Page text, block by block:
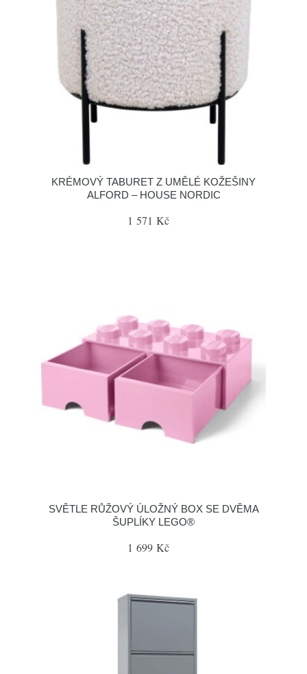
KRÉMOVÝ TABURET Z UMĚLÉ KOŽEŠINY
ALFORD – HOUSE NORDIC
1 571 Kč
SVĚTLE RŮŽOVÝ ÚLOŽNÝ BOX SE DVĚMA
ŠUPLÍKY LEGO®
1 699 Kč